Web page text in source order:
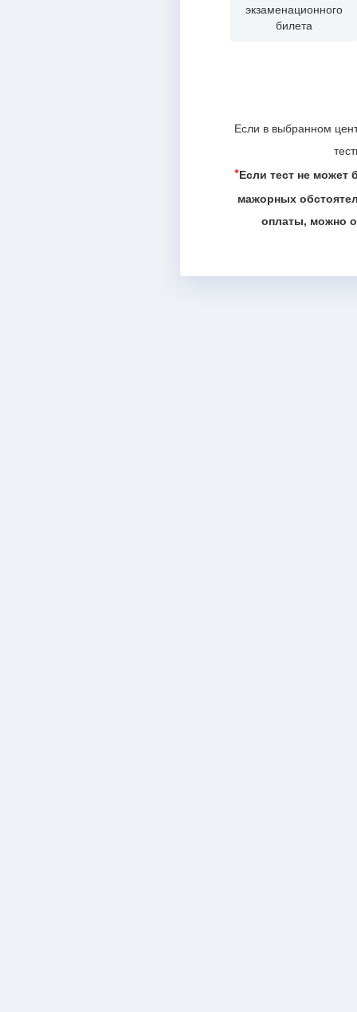
экзаменационного
билета
Если в выбранном
*Если тест не может
мажорных
оплаты, можно